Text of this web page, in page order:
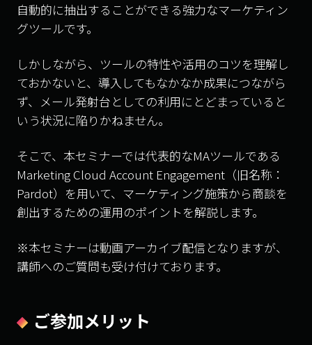
自動的に抽出することができる強力なマーケティン
グツールです。
しかしながら、ツールの特性や活用のコツを理解し
ておかないと、導入してもなかなか成果につながら
ず、メール発射台としての利用にとどまっていると
いう状況に陥りかねません。
そこで、本セミナーでは代表的なMAツールである
Marketing Cloud Account Engagement（旧名称：
Pardot）を用いて、マーケティング施策から商談を
創出するための運用のポイントを解説します。
​​​​​​​※本セミナーは動画アーカイブ配信となりますが、
講師へのご質問も受け付けております。​​
ご参加メリット